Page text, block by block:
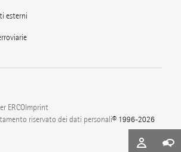
esterni
ERCOImprint
riservato dei dati personali© 1996-2026